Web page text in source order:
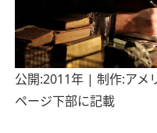
公開:2011年 | 制作:ア
ページ下部に記載